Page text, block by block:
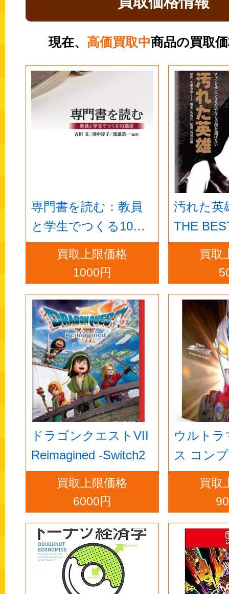
現在、 高価買取中商品の買取
専門書を読む：教員
と学生でつくる10講
座
買取上限価格
1000円
汚れた英
THE
買取
ドラゴンクエストVII
Reimagined -Switch2
買取上限価格
6000円
ウルトラ
ス コン
ルーレイ
買取